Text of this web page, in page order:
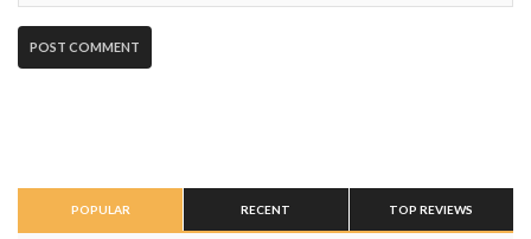
POPULAR RECENT TOP REVIEWS